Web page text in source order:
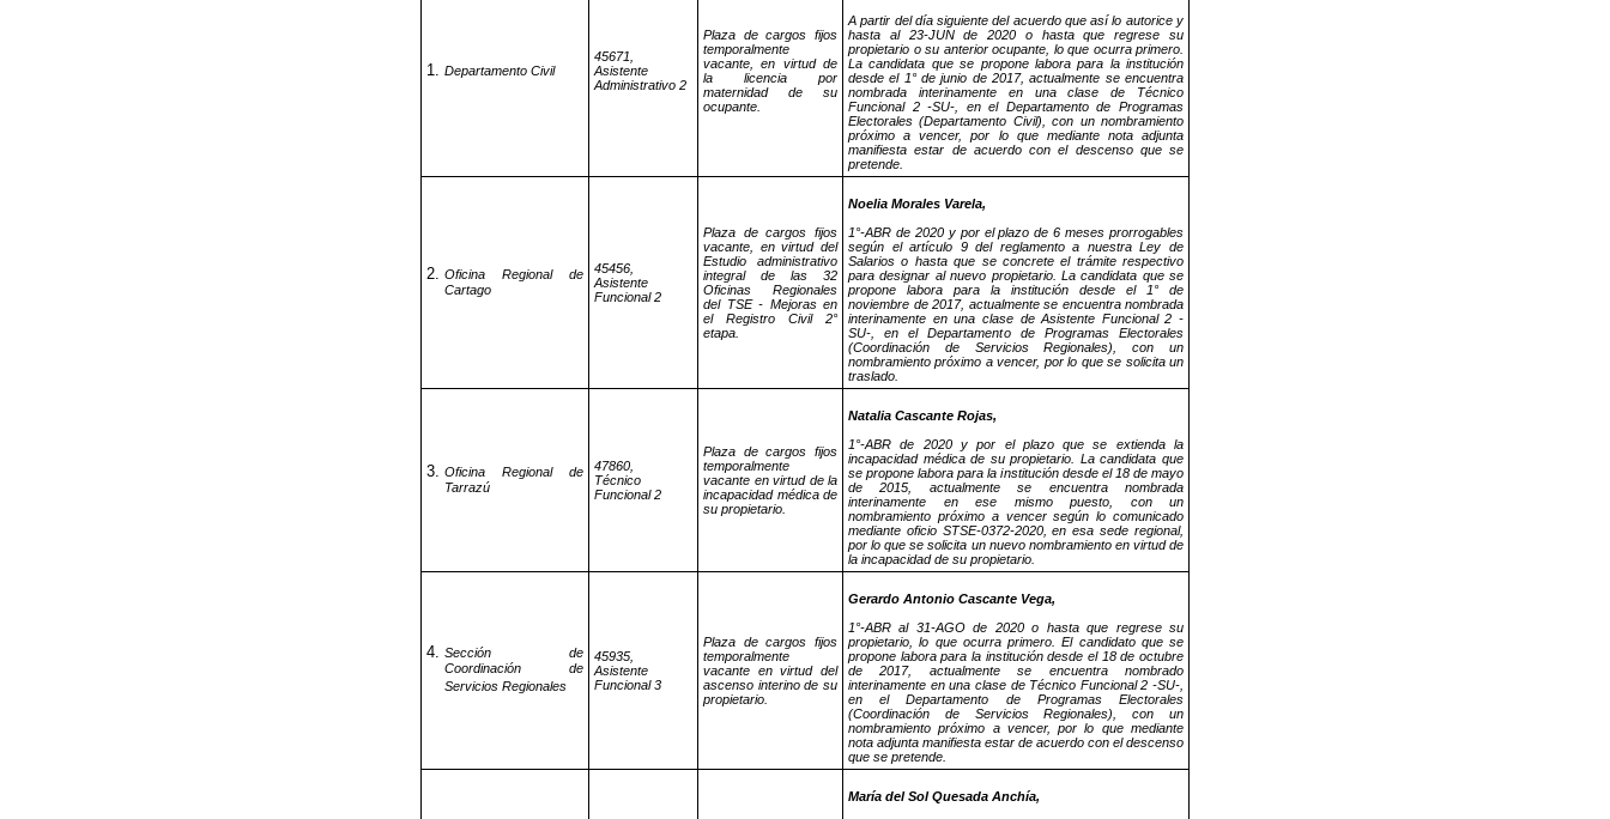
Departamento Civil
45671,
Asistente
Administrativo 2
Plaza de cargos fijos
temporalmente
vacante, en virtud de
la licencia por
maternidad de su
ocupante.
A partir del día siguiente del acuerdo que así lo autorice y
hasta al 23-JUN de 2020 o hasta que regrese su
propietario o su anterior ocupante, lo que ocurra primero.
La candidata que se propone labora para la institución
desde el 1° de junio de 2017, actualmente se encuentra
nombrada interinamente en una clase de Técnico
Funcional 2 -SU-, en el Departamento de Programas
Electorales (Departamento Civil), con un nombramiento
próximo a vencer, por lo que mediante nota adjunta
manifiesta estar de acuerdo con el descenso que se
pretende.
Oficina Regional de
Cartago
45456,
Asistente
Funcional 2
Plaza de cargos fijos
vacante, en virtud del
Estudio administrativo
integral de las 32
Oficinas Regionales
del TSE - Mejoras en
el Registro Civil 2°
etapa.
Noelia Morales Varela,
1°-ABR de 2020 y por el plazo de 6 meses prorrogables
según el artículo 9 del reglamento a nuestra Ley de
Salarios o hasta que se concrete el trámite respectivo
para designar al nuevo propietario. La candidata que se
propone labora para la institución desde el 1° de
noviembre de 2017, actualmente se encuentra nombrada
interinamente en una clase de Asistente Funcional 2 -
SU-, en el Departamento de Programas Electorales
(Coordinación de Servicios Regionales), con un
nombramiento próximo a vencer, por lo que se solicita un
traslado.
Oficina Regional de
Tarrazú
47860,
Técnico
Funcional 2
Plaza de cargos fijos
temporalmente
vacante en virtud de la
incapacidad médica de
su propietario.
Natalia Cascante Rojas,
1°-ABR de 2020 y por el plazo que se extienda la
incapacidad médica de su propietario. La candidata que
se propone labora para la institución desde el 18 de mayo
de 2015, actualmente se encuentra nombrada
interinamente en ese mismo puesto, con un
nombramiento próximo a vencer según lo comunicado
mediante oficio STSE-0372-2020, en esa sede regional,
por lo que se solicita un nuevo nombramiento en virtud de
la incapacidad de su propietario.
Sección de
Coordinación de
Servicios Regionales
45935,
Asistente
Funcional 3
Plaza de cargos fijos
temporalmente
vacante en virtud del
ascenso interino de su
propietario.
Gerardo Antonio Cascante Vega,
1°-ABR al 31-AGO de 2020 o hasta que regrese su
propietario, lo que ocurra primero. El candidato que se
propone labora para la institución desde el 18 de octubre
de 2017, actualmente se encuentra nombrado
interinamente en una clase de Técnico Funcional 2 -SU-,
en el Departamento de Programas Electorales
(Coordinación de Servicios Regionales), con un
nombramiento próximo a vencer, por lo que mediante
nota adjunta manifiesta estar de acuerdo con el descenso
que se pretende.
María del Sol Quesada Anchía,